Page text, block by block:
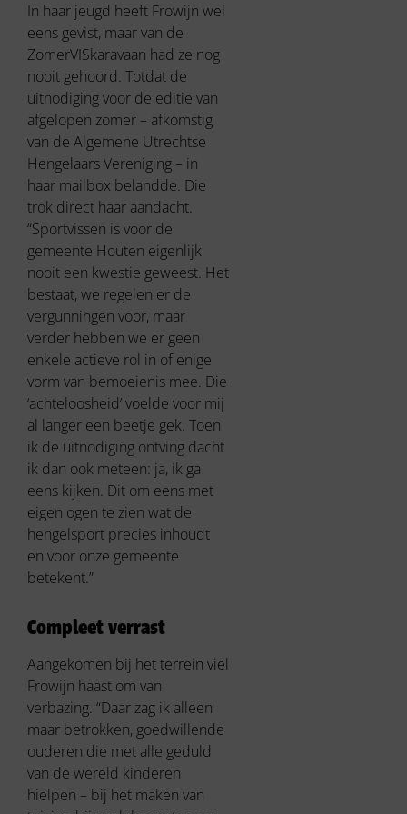
In haar jeugd heeft Frowijn wel
eens gevist, maar van de
ZomerVISkaravaan had ze nog
nooit gehoord. Totdat de
uitnodiging voor de editie van
afgelopen zomer – afkomstig
van de Algemene Utrechtse
Hengelaars Vereniging – in
haar mailbox belandde. Die
trok direct haar aandacht.
“Sportvissen is voor de
gemeente Houten eigenlijk
nooit een kwestie geweest. Het
bestaat, we regelen er de
vergunningen voor, maar
verder hebben we er geen
enkele actieve rol in of enige
vorm van bemoeienis mee. Die
‘achteloosheid’ voelde voor mij
al langer een beetje gek. Toen
ik de uitnodiging ontving dacht
ik dan ook meteen: ja, ik ga
eens kijken. Dit om eens met
eigen ogen te zien wat de
hengelsport precies inhoudt
en voor onze gemeente
betekent.”
Compleet verrast
Aangekomen bij het terrein viel
Frowijn haast om van
verbazing. “Daar zag ik alleen
maar betrokken, goedwillende
ouderen die met alle geduld
van de wereld kinderen
hielpen – bij het maken van